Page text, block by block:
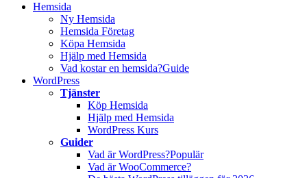
Hemsida
Ny Hemsida
Hemsida Företag
Köpa Hemsida
Hjälp med Hemsida
Vad kostar en hemsida?Guide
WordPress
Tjänster
Köp Hemsida
Hjälp med Hemsida
WordPress Kurs
Guider
Vad är WordPress?Populär
Vad är WooCommerce?